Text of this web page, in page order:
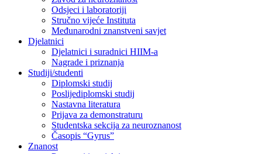
Odsjeci i laboratoriji
Stručno vijeće Instituta
Međunarodni znanstveni savjet
Djelatnici
Djelatnici i suradnici HIIM-a
Nagrade i priznanja
Studiji/studenti
Diplomski studij
Poslijediplomski studij
Nastavna literatura
Prijava za demonstraturu
Studentska sekcija za neuroznanost
Časopis “Gyrus”
Znanost